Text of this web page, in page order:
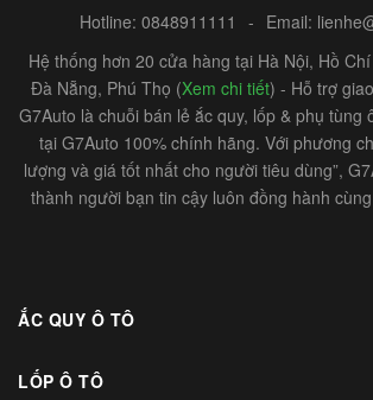
Hotline: 0848911111 - Email:
Hệ thống hơn 20 cửa hàng tại Hà Nội, Hồ
Đà Nẵng, Phú Thọ (Xem chi tiết) - Hỗ trợ
G7Auto là chuỗi bán lẻ ắc quy, lốp & phụ tùng
tại G7Auto 100% chính hãng. Với phương
lượng và giá tốt nhất cho người tiêu dùng”,
thành người bạn tin cậy luôn đồng hành
ẮC QUY Ô TÔ
LỐP Ô TÔ